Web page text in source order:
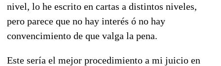
nivel, lo he escrito en cartas a distintos niveles,
pero parece que no hay interés ó no hay
convencimiento de que valga la pena.
Este sería el mejor procedimiento a mi juicio en